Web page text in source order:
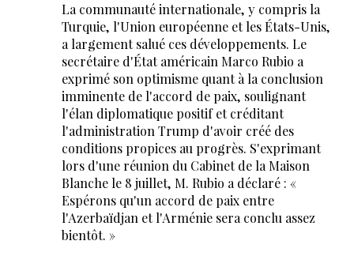
La communauté internationale, y compris la
Turquie, l'Union européenne et les États-Unis,
a largement salué ces développements. Le
secrétaire d'État américain Marco Rubio a
exprimé son optimisme quant à la conclusion
imminente de l'accord de paix, soulignant
l'élan diplomatique positif et créditant
l'administration Trump d'avoir créé des
conditions propices au progrès. S'exprimant
lors d'une réunion du Cabinet de la Maison
Blanche le 8 juillet, M. Rubio a déclaré : «
Espérons qu'un accord de paix entre
l'Azerbaïdjan et l'Arménie sera conclu assez
bientôt. »